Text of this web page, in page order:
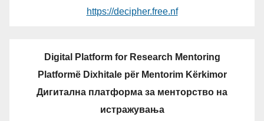
https://decipher.free.nf
Digital Platform for Research Mentoring
Platformë Dixhitale për Mentorim Kërkimor
Дигитална платформа за менторство на
истражувања